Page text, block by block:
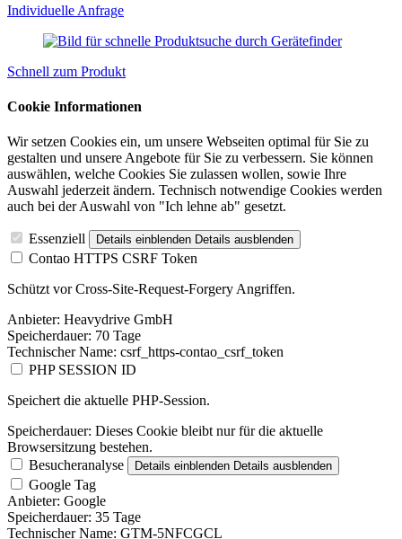
Individuelle Anfrage
Schnell zum Produkt
Cookie Informationen
Wir setzen Cookies ein, um unsere Webseiten optimal für Sie zu
gestalten und unsere Angebote für Sie zu verbessern. Sie können
auswählen, welche Cookies Sie zulassen wollen, sowie Ihre
Auswahl jederzeit ändern. Technisch notwendige Cookies werden
auch bei der Auswahl von "Ich lehne ab" gesetzt.
Essenziell Details einblenden Details ausblenden
Contao HTTPS CSRF Token
Schützt vor Cross-Site-Request-Forgery Angriffen.
Anbieter: Heavydrive GmbH
Speicherdauer: 70 Tage
Technischer Name: csrf_https-contao_csrf_token
PHP SESSION ID
Speichert die aktuelle PHP-Session.
Speicherdauer: Dieses Cookie bleibt nur für die aktuelle
Browsersitzung bestehen.
Besucheranalyse
Details einblenden Details ausblenden
Google Tag
Anbieter: Google
Speicherdauer: 35 Tage
Technischer Name: GTM-5NFCGCL